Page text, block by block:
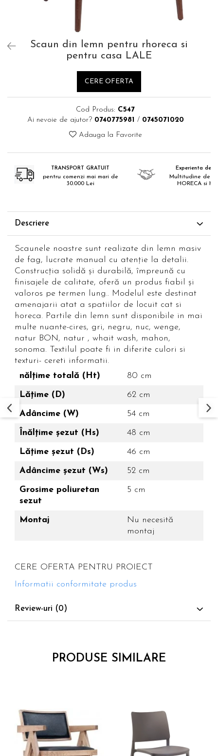
Scaun din lemn pentru rhoreca si
pentru casa LALE
CERE OFERTA
Cod Produs: C547
Ai nevoie de ajutor? 0740775981 / 0745071020
Adauga la Favorite
TRANSPORT GRATUIT
pentru comenzi mai mari de
30.000 Lei
Experienta de
Multitudine de
HORECA si
Descriere
Scaunele noastre sunt realizate din lemn masiv
de fag, lucrate manual cu atenție la detalii.
Construcția solidă și durabilă, împreună cu
finisajele de calitate, oferă un produs fiabil și
valoros pe termen lung.. Modelul este destinat
amenajarii atat a spatiilor de locuit cat si
horeca. Partile din lemn sunt disponibile in mai
multe nuante-cires, gri, negru, nuc, wenge,
natur BON, natur , whait wash, mahon,
sonoma. Textilul poate fi in diferite culori si
texturi- cereti informatii.
nălțime totală (Ht)
80 cm
Lățime (D) 62 cm
Adâncime (W) 54 cm
Înălțime șezut (Hs) 48 cm
Lățime șezut (Ds) 46 cm
Adâncime șezut (Ws) 52 cm
Grosime poliuretan
sezut
5 cm
Montaj
Nu necesită
montaj
CERE OFERTA PENTRU PROIECT
Informatii conformitate produs
Review-uri (0)
PRODUSE SIMILARE